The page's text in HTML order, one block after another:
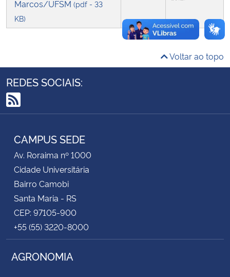
Controladoria-Geral da União
Secretaria-Geral
Secretaria de Governo
Advocacia-Geral da União
Banco Central do Brasil
Marcos/UFSM (pdf - 33
KB)
Voltar ao topo
REDES SOCIAIS:
RSS
CAMPUS SEDE
Av. Roraima nº 1000
Cidade Universitária
Bairro Camobi
Santa Maria - RS
CEP: 97105-900
+55 (55) 3220-8000
AGRONOMIA